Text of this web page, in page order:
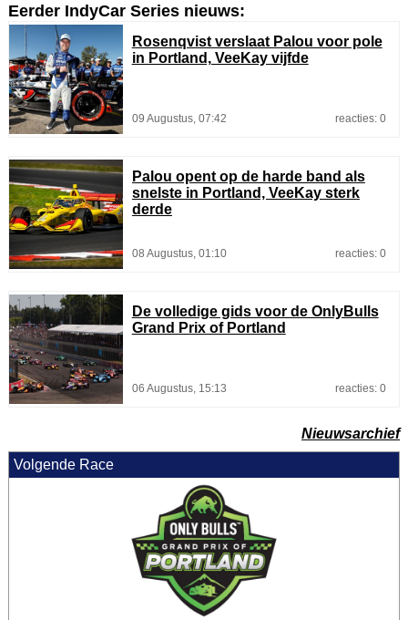
Eerder IndyCar Series nieuws:
Rosenqvist verslaat Palou voor pole
in Portland, VeeKay vijfde
09 Augustus, 07:42 reacties: 0
Palou opent op de harde band als
snelste in Portland, VeeKay sterk
derde
08 Augustus, 01:10 reacties: 0
De volledige gids voor de OnlyBulls
Grand Prix of Portland
06 Augustus, 15:13 reacties: 0
Nieuwsarchief
Volgende Race